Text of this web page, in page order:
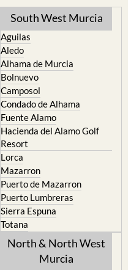
South West Murcia
Aguilas
Aledo
Alhama de Murcia
Bolnuevo
Camposol
Condado de Alhama
Fuente Alamo
Hacienda del Alamo Golf
Resort
Lorca
Mazarron
Puerto de Mazarron
Puerto Lumbreras
Sierra Espuna
Totana
North & North West
Murcia